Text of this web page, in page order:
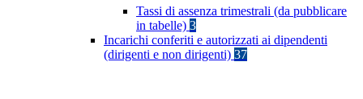
Tassi di assenza trimestrali (da pubblicare
in tabelle) 3
Incarichi conferiti e autorizzati ai dipendenti
(dirigenti e non dirigenti) 37